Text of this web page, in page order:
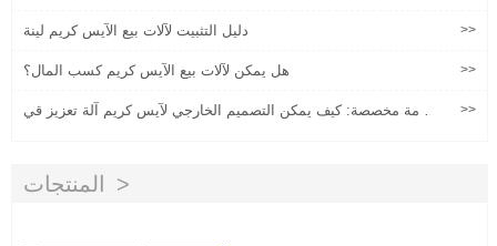
دليل التثبيت لآلات بيع الآيس كريم لينة >>
هل يمكن لآلات بيع الآيس كريم كسب المال؟ >>
خدمة مخصصة: كيف يمكن التصميم الخارجي لآيس كريم آلة تعزيز قي
>>
المنتجات